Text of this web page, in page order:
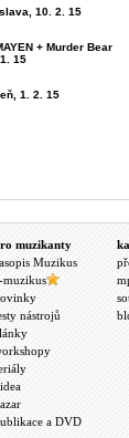
10. 2. 15
+ Murder Bear
15
1. 2. 15
muzikanty
Muzikus
muzikus
nástrojů
a DVD